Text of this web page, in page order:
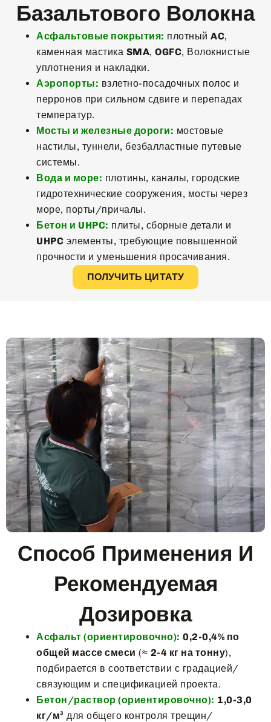
Базальтового Волокна
Асфальтовые покрытия: плотный AC,
каменная мастика SMA, OGFC, Волокнистые
уплотнения и накладки.
Аэропорты: взлетно-посадочных полос и
перронов при сильном сдвиге и перепадах
температур.
Мосты и железные дороги: мостовые
настилы, туннели, безбалластные путевые
системы.
Вода и море: плотины, каналы, городские
гидротехнические сооружения, мосты через
море, порты/причалы.
Бетон и UHPC: плиты, сборные детали и
UHPC элементы, требующие повышенной
прочности и уменьшения просачивания.
ПОЛУЧИТЬ ЦИТАТУ
Способ Применения И
Рекомендуемая
Дозировка
Асфальт (ориентировочно): 0,2-0,4% по
общей массе смеси (≈ 2-4 кг на тонну),
подбирается в соответствии с градацией/
связующим и спецификацией проекта.
Бетон/раствор (ориентировочно): 1,0-3,0
кг/м³ для общего контроля трещин/